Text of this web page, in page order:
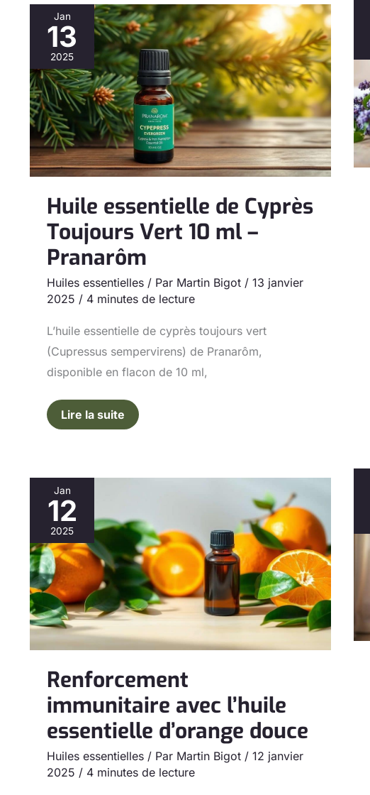
Jan
13
2025
Huile essentielle de Cyprès
Toujours Vert 10 ml –
Pranarôm
Huiles essentielles / Par Martin Bigot / 13 janvier
2025 / 4 minutes de lecture
L’huile essentielle de cyprès toujours vert
(Cupressus sempervirens) de Pranarôm,
disponible en flacon de 10 ml,
Huile
essentielle
de
Cyprès
Toujours
Vert
10
ml
–
Pranarôm
Lire la suite
Jan
12
2025
Renforcement
immunitaire avec l’huile
essentielle d’orange douce
Huiles essentielles / Par Martin Bigot / 12 janvier
2025 / 4 minutes de lecture
Renforcement
immunitaire
avec
l’huile
essentielle
d’orange
douce